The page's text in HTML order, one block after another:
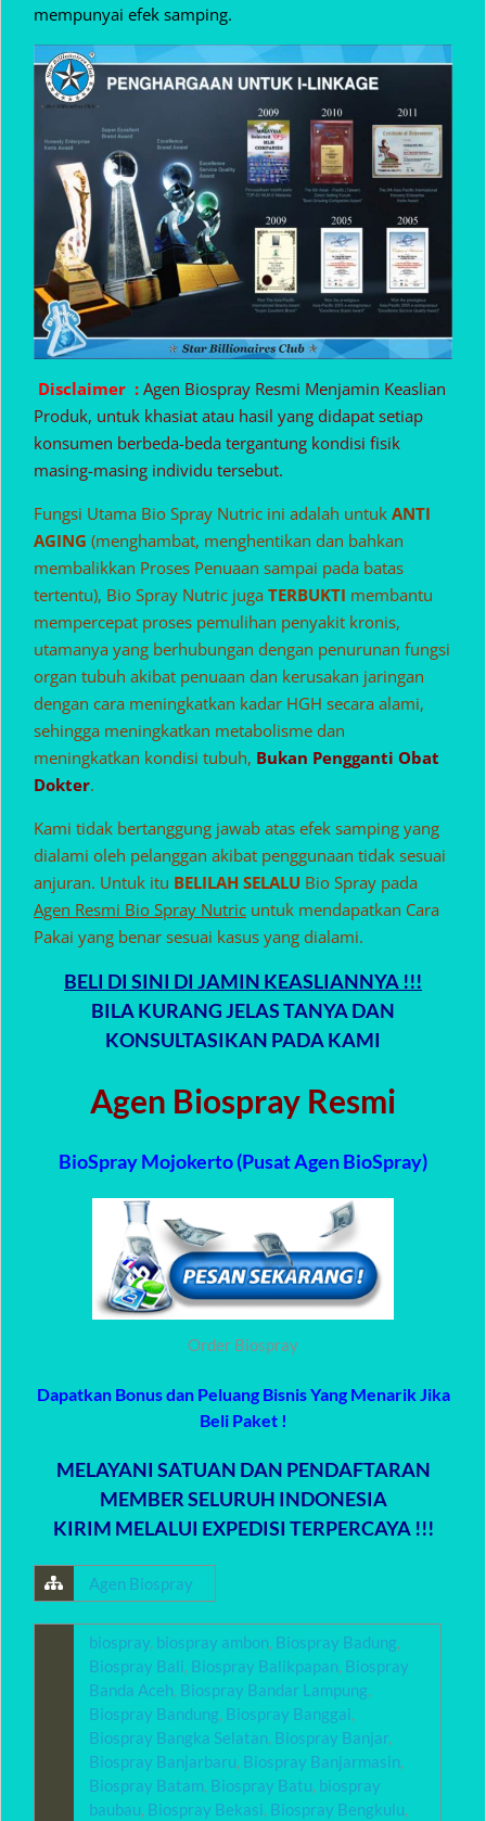
mempunyai efek samping.
Disclaimer : Agen Biospray Resmi Menjamin Keaslian
Produk, untuk khasiat atau hasil yang didapat setiap
konsumen berbeda-beda tergantung kondisi fisik
masing-masing individu tersebut.
Fungsi Utama Bio Spray Nutric ini adalah untuk ANTI
AGING (menghambat, menghentikan dan bahkan
membalikkan Proses Penuaan sampai pada batas
tertentu), Bio Spray Nutric juga TERBUKTI membantu
mempercepat proses pemulihan penyakit kronis,
utamanya yang berhubungan dengan penurunan fungsi
organ tubuh akibat penuaan dan kerusakan jaringan
dengan cara meningkatkan kadar HGH secara alami,
sehingga meningkatkan metabolisme dan
meningkatkan kondisi tubuh, Bukan Pengganti Obat
Dokter.
Kami tidak bertanggung jawab atas efek samping yang
dialami oleh pelanggan akibat penggunaan tidak sesuai
anjuran. Untuk itu BELILAH SELALU Bio Spray pada
Agen Resmi Bio Spray Nutric untuk mendapatkan Cara
Pakai yang benar sesuai kasus yang dialami.
BELI DI SINI DI JAMIN KEASLIANNYA !!!
BILA KURANG JELAS TANYA DAN
KONSULTASIKAN PADA KAMI
Agen Biospray Resmi
BioSpray Mojokerto (Pusat Agen BioSpray)
Order Biospray
Dapatkan Bonus dan Peluang Bisnis Yang Menarik Jika
Beli Paket !
MELAYANI SATUAN DAN PENDAFTARAN
MEMBER SELURUH INDONESIA
KIRIM MELALUI EXPEDISI TERPERCAYA !!!
Agen Biospray
biospray, biospray ambon, Biospray Badung,
Biospray Bali, Biospray Balikpapan, Biospray
Banda Aceh, Biospray Bandar Lampung,
Biospray Bandung, Biospray Banggai,
Biospray Bangka Selatan, Biospray Banjar,
Biospray Banjarbaru, Biospray Banjarmasin,
Biospray Batam, Biospray Batu, biospray
baubau, Biospray Bekasi, Biospray Bengkulu,